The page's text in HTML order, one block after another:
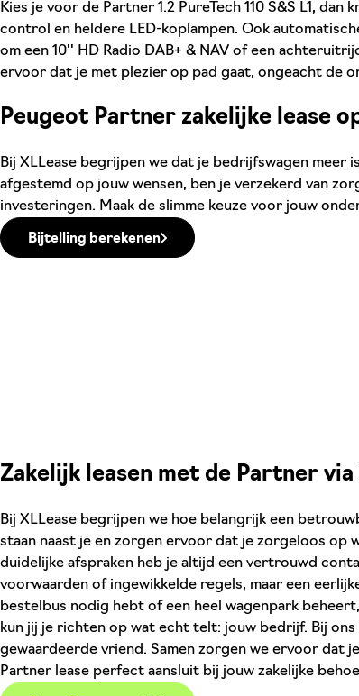
Kies je voor de Partner 1.2 PureTech 110 S&S L1,
control en heldere LED-koplampen. Ook
om een 10'' HD Radio DAB+ & NAV of een
ervoor dat je met plezier op pad gaat, ongeacht de
Peugeot Partner zakelijke lease
Bij XLLease begrijpen we dat je bedrijfswagen meer
afgestemd op jouw wensen, ben je verzekerd van
investeringen. Maak de slimme keuze voor jouw
Bijtelling berekenen
Zakelijk leasen met de Partner via
Bij XLLease begrijpen we hoe belangrijk een
staan naast je en zorgen ervoor dat je zorgeloos op
duidelijke afspraken heb je altijd een vertrouwd
voorwaarden of ingewikkelde regels, maar een
bestelbus nodig hebt of een heel wagenpark
kun jij je richten op wat echt telt: jouw bedrijf. Bij ons
gewaardeerde vriend. Samen zorgen we ervoor dat
Partner lease perfect aansluit bij jouw zakelijke